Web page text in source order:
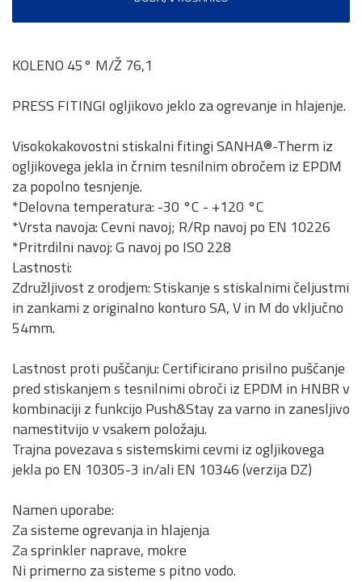
KOLENO 45° M/Ž 76,1
PRESS FITINGI ogljikovo jeklo za ogrevanje in hlajenje.
Visokokakovostni stiskalni fitingi SANHA®-Therm iz
ogljikovega jekla in črnim tesnilnim obročem iz EPDM
za popolno tesnjenje.
*Delovna temperatura: -30 °C - +120 °C
*Vrsta navoja: Cevni navoj; R/Rp navoj po EN 10226
*Pritrdilni navoj: G navoj po ISO 228
Lastnosti:
Združljivost z orodjem: Stiskanje s stiskalnimi čeljustmi
in zankami z originalno konturo SA, V in M do vključno
54mm.
Lastnost proti puščanju: Certificirano prisilno puščanje
pred stiskanjem s tesnilnimi obroči iz EPDM in HNBR v
kombinaciji z funkcijo Push&Stay za varno in zanesljivo
namestitvijo v vsakem položaju.
Trajna povezava s sistemskimi cevmi iz ogljikovega
jekla po EN 10305-3 in/ali EN 10346 (verzija DZ)
Namen uporabe:
Za sisteme ogrevanja in hlajenja
Za sprinkler naprave, mokre
Ni primerno za sisteme s pitno vodo.